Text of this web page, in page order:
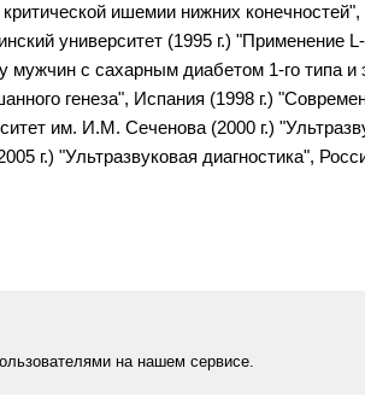
ишемии нижних
университет (1995 г.) "Применение
с сахарным диабетом 1-го типа и
генеза", Испания (1998 г.)
им. И.М. Сеченова (2000 г.)
г.) "Ультразвуковая диагностика",
на нашем сервисе.